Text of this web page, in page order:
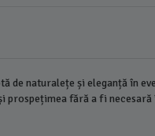
de naturalețe și eleganță în
prospețimea fără a fi